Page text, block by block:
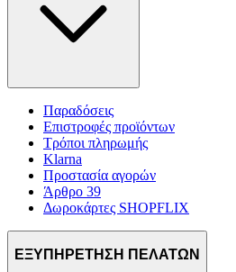
Παραδόσεις
Επιστροφές προϊόντων
Τρόποι πληρωμής
Klarna
Προστασία αγορών
Άρθρο 39
Δωροκάρτες SHOPFLIX
ΕΞΥΠΗΡΕΤΗΣΗ ΠΕΛΑΤΩΝ